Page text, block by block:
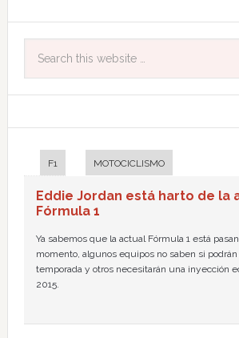
F1 MOTOCICLISMO
Eddie Jordan está harto de la
Fórmula 1
Ya sabemos que la actual Fórmula 1 está
momento, algunos equipos no saben si podrán
temporada y otros necesitarán una inyección
2015.